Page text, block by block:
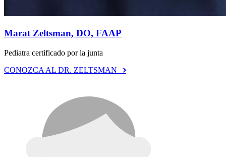
Marat Zeltsman, DO, FAAP
Pediatra certificado por la junta
CONOZCA AL DR. ZELTSMAN